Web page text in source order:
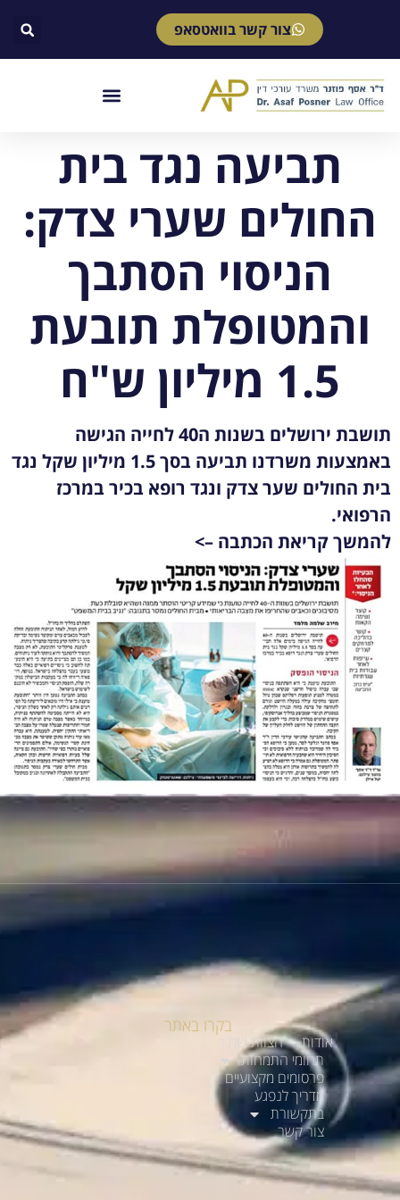
צור קשר בוואטסאפ
תביעה נגד בית
החולים שערי צדק:
הניסוי הסתבך
והמטופלת תובעת
1.5 מיליון ש"ח
תושבת ירושלים בשנות ה40 לחייה הגישה
באמצעות משרדנו תביעה בסך 1.5 מיליון שקל נגד
בית החולים שער צדק ונגד רופא בכיר במרכז
הרפואי.
להמשך קריאת הכתבה –>
בקרו באתר
אודות
הצוות שלנו
תחומי התמחות
פרסומים מקצועיים
מדריך לנפגע
בתקשורת
צור קשר